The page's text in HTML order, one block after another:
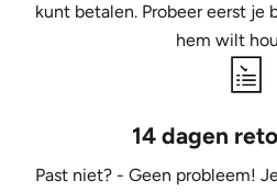
kunt betalen. Probeer eerst je
hem wilt
14 dagen
Past niet? - Geen probleem!